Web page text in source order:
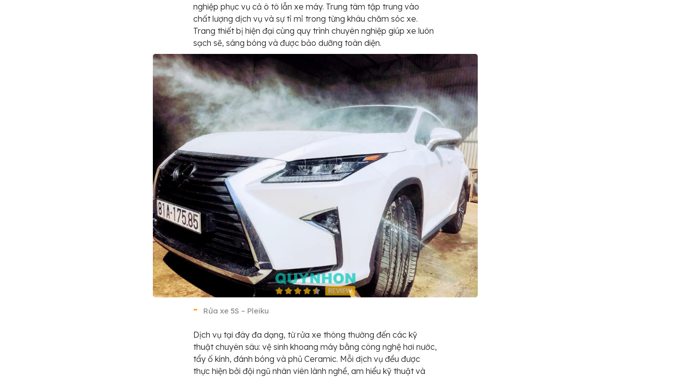
nghiệp phục vụ cả ô tô lẫn xe máy. Trung tâm tập trung vào
chất lượng dịch vụ và sự tỉ mỉ trong từng khâu chăm sóc xe.
Trang thiết bị hiện đại cùng quy trình chuyên nghiệp giúp xe luôn
sạch sẽ, sáng bóng và được bảo dưỡng toàn diện.
Rửa xe 5S – Pleiku
Dịch vụ tại đây đa dạng, từ rửa xe thông thường đến các kỹ
thuật chuyên sâu: vệ sinh khoang máy bằng công nghệ hơi nước,
tẩy ố kính, đánh bóng và phủ Ceramic. Mỗi dịch vụ đều được
thực hiện bởi đội ngũ nhân viên lành nghề, am hiểu kỹ thuật và